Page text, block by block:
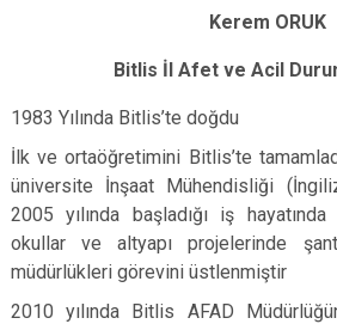
Kerem ORUK
Bitlis İl Afet ve Acil
1983 Yılında Bitlis’te doğdu
İlk ve ortaöğretimini Bitlis’te
üniversite İnşaat Mühendisliği
2005 yılında başladığı iş
okullar ve altyapı projelerinde
müdürlükleri görevini üstlenmiştir
2010 yılında Bitlis AFAD